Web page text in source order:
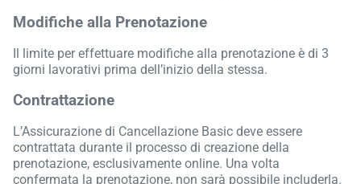
Modifiche alla Prenotazione
Il limite per effettuare modifiche alla prenotazione è di 3
giorni lavorativi prima dell’inizio della stessa.
Contrattazione
L’Assicurazione di Cancellazione Basic deve essere
contrattata durante il processo di creazione della
prenotazione, esclusivamente online. Una volta
confermata la prenotazione, non sarà possibile includerla.